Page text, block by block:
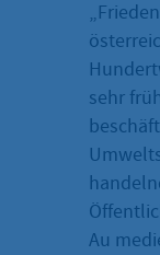
sehr
Au